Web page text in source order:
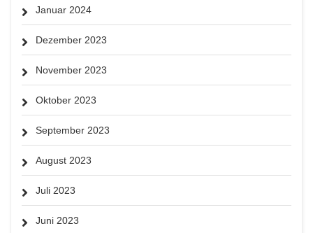
Januar 2024
Dezember 2023
November 2023
Oktober 2023
September 2023
August 2023
Juli 2023
Juni 2023